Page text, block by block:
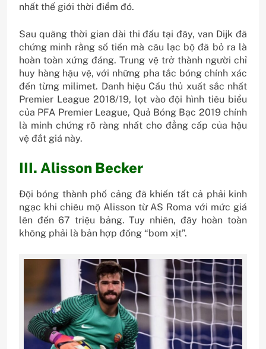
nhất thế giới thời điểm đó.
Sau quãng thời gian dài thi đấu tại đây, van Dijk đã
chứng minh rằng số tiền mà câu lạc bộ đã bỏ ra là
hoàn toàn xứng đáng. Trung vệ trở thành người chỉ
huy hàng hậu vệ, với những pha tắc bóng chính xác
đến từng milimet. Danh hiệu Cầu thủ xuất sắc nhất
Premier League 2018/19, lọt vào đội hình tiêu biểu
của PFA Premier League, Quả Bóng Bạc 2019 chính
là minh chứng rõ ràng nhất cho đẳng cấp của hậu
vệ đắt giá này.
III. Alisson Becker
Đội bóng thành phố cảng đã khiến tất cả phải kinh
ngạc khi chiêu mộ Alisson từ AS Roma với mức giá
lên đến 67 triệu bảng. Tuy nhiên, đây hoàn toàn
không phải là bản hợp đồng “bom xịt”.